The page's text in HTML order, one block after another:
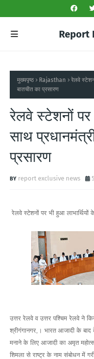
Report
मुख्यपृष्ठ Rajasthan
रेलवे
बातचीत का प्रसारण
रेलवे स्टेशनों पर
साथ
प्रसारण
report exclusive news
रेलवे स्टेशनों पर भी हुआ लाभार्थियों
उत्तर रेलवे व उत्तर पश्चिम रेलवे ने
श्रीगंगानगर,। भारत आजादी के बाद
मनाने के लिए आजादी का अमृत
शिमला से राष्ट्र के नाम संबोधन में